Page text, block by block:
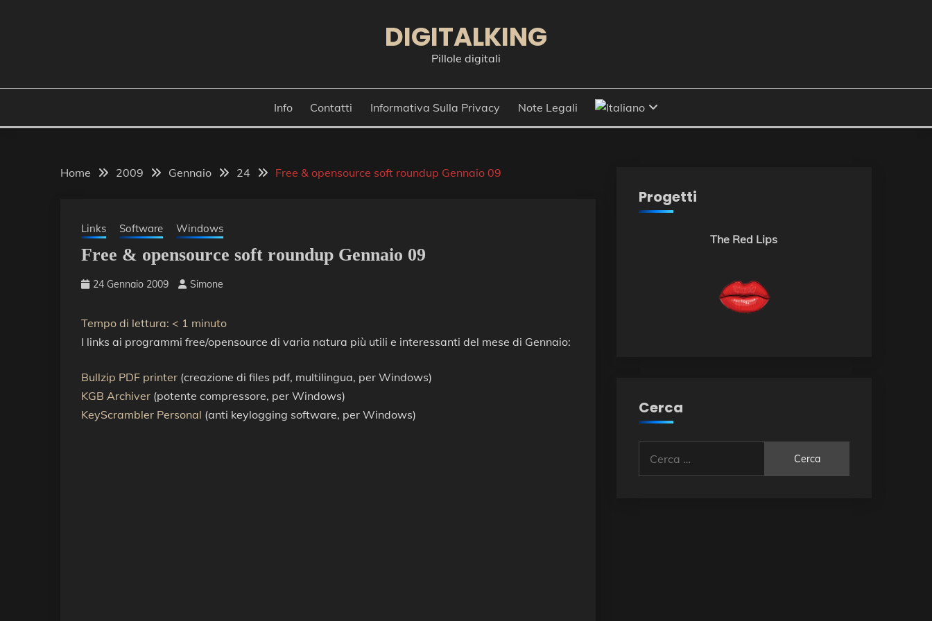
DIGITALKING
Pillole digitali
Info Contatti Informativa Sulla Privacy Note Legali
Home 2009 Gennaio 24 Free & opensource soft roundup Gennaio 09
Links Software Windows
Free & opensource soft roundup Gennaio 09
24 Gennaio 2009 Simone
Tempo di lettura: < 1 minuto
I links ai programmi free/opensource di varia natura più utili e interessanti del mese di Gennaio:
Bullzip PDF printer (creazione di files pdf, multilingua, per Windows)
KGB Archiver (potente compressore, per Windows)
KeyScrambler Personal (anti keylogging software, per Windows)
Progetti
The Red Lips
Cerca
per: